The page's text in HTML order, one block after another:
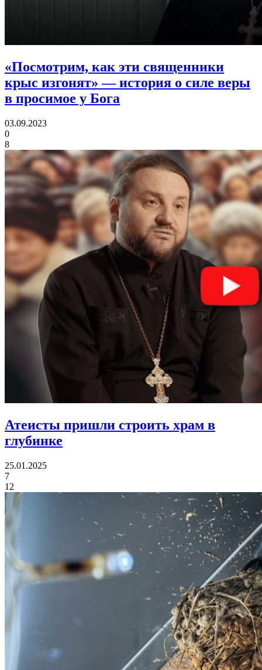
«Посмотрим, как эти священники
крыс изгонят»— история о силе веры
в просимое у Бога
03.09.2023
0
8
Атеисты пришли строить храм в
глубинке
25.01.2025
7
12